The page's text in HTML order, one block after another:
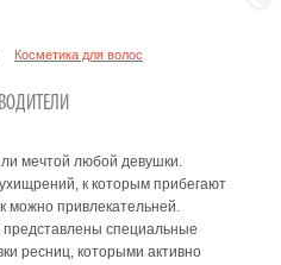
Косметика для волос
мечтой любой девушки.
к которым прибегают
можно привлекательней.
специальные
ресниц, которыми активно